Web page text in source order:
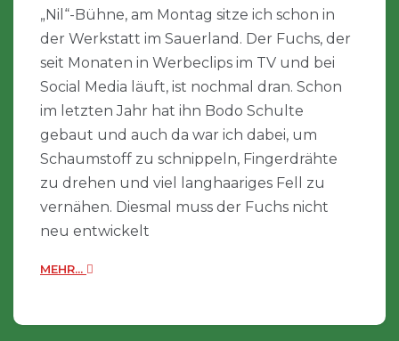
„Nil“-Bühne, am Montag sitze ich schon in
der Werkstatt im Sauerland. Der Fuchs, der
seit Monaten in Werbeclips im TV und bei
Social Media läuft, ist nochmal dran. Schon
im letzten Jahr hat ihn Bodo Schulte
gebaut und auch da war ich dabei, um
Schaumstoff zu schnippeln, Fingerdrähte
zu drehen und viel langhaariges Fell zu
vernähen. Diesmal muss der Fuchs nicht
neu entwickelt
MEHR...